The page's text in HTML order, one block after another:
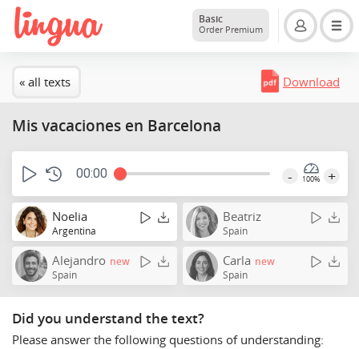
Basic
Order Premium
« all texts Download
Mis vacaciones en Barcelona
00:00 - 100% +
Noelia
Argentina
Beatriz
Spain
Alejandro new
Spain
Carla new
Spain
Did you understand the text?
Please answer the following questions of understanding: